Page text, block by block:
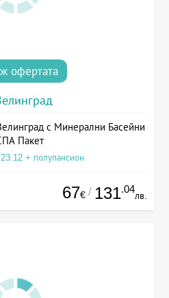
офертата
с Минерални Басейни
Пакет
+ полупансион
67€ / 131.04
лв.